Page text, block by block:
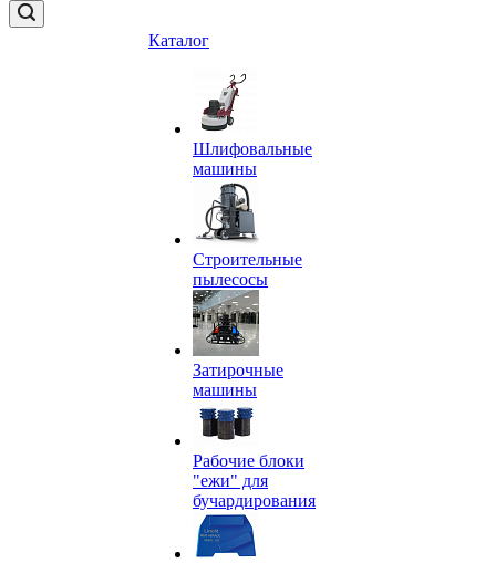
Каталог
Шлифовальные
машины
Строительные
пылесосы
Затирочные
машины
Рабочие блоки
"ежи" для
бучардирования